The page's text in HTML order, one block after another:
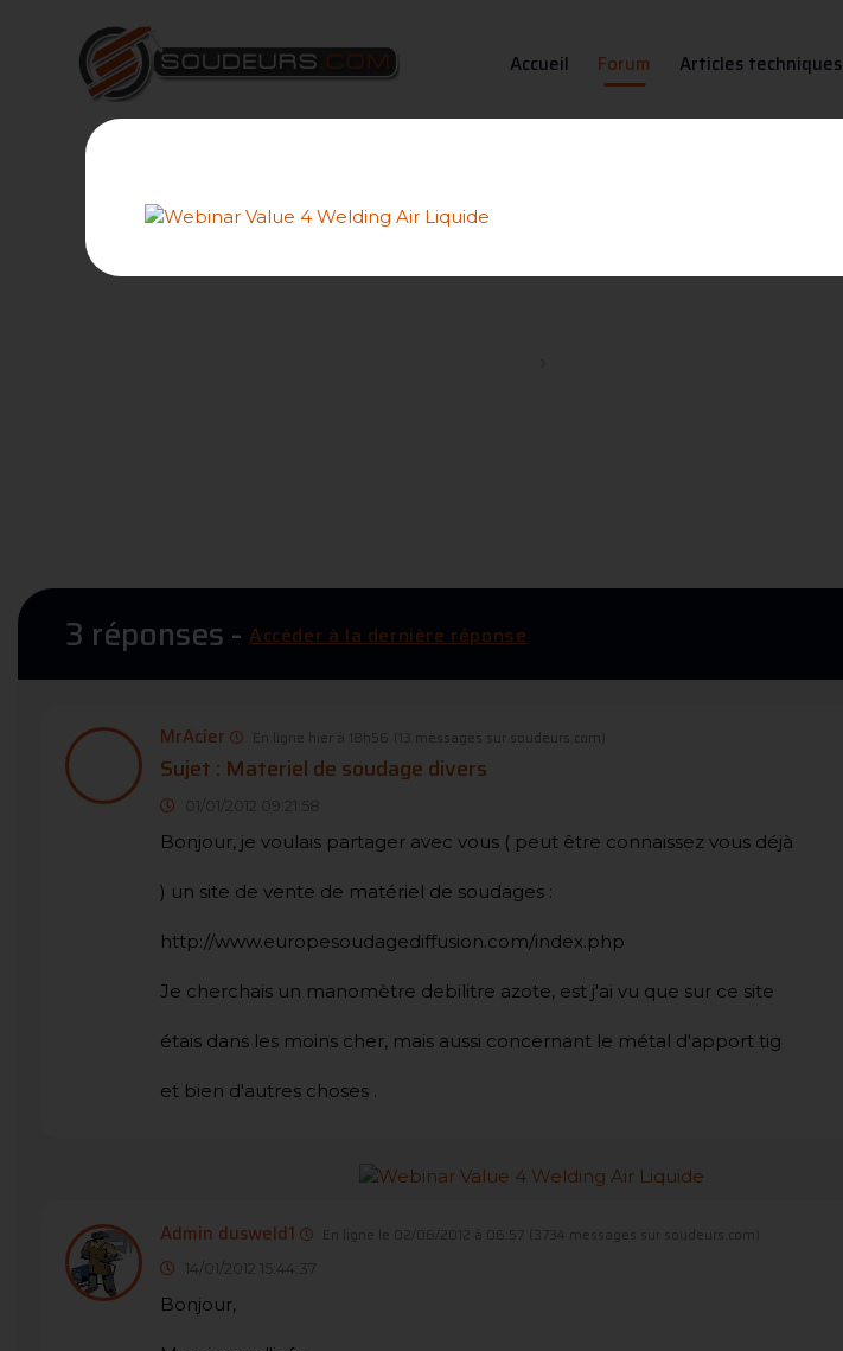
Accueil Forum Articles techniques
3 réponses - Accéder à la dernière réponse
MrAcier En ligne hier à 18h56 (13 messages sur soudeurs.com)
Sujet : Materiel de soudage divers
01/01/2012 09:21:58
Bonjour, je voulais partager avec vous ( peut être connaissez vous déjà
) un site de vente de matériel de soudages :
http://www.europesoudagediffusion.com/index.php
Je cherchais un manomètre debilitre azote, est j'ai vu que sur ce site
étais dans les moins cher, mais aussi concernant le métal d'apport tig
et bien d'autres choses .
Admin dusweld1 En ligne le 02/06/2012 à 06:57 (3734 messages sur soudeurs.com)
14/01/2012 15:44:37
Bonjour,